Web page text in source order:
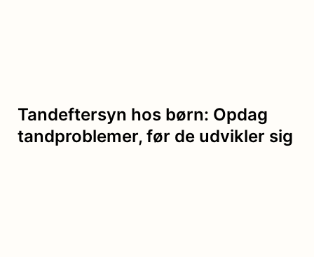
Tandeftersyn hos børn: Opdag
tandproblemer, før de udvikler sig